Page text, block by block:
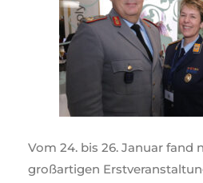
Vom 24. bis 26. Januar fand
großartigen